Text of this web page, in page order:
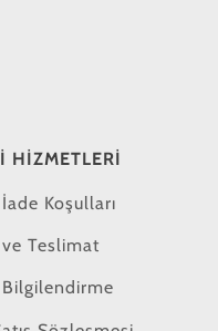
HIZMETLERI
Koşulları
Teslimat